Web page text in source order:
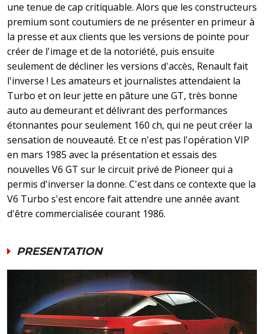
une tenue de cap critiquable. Alors que les constructeurs
premium sont coutumiers de ne présenter en primeur à
la presse et aux clients que les versions de pointe pour
créer de l'image et de la notoriété, puis ensuite
seulement de décliner les versions d'accès, Renault fait
l'inverse ! Les amateurs et journalistes attendaient la
Turbo et on leur jette en pâture une GT, très bonne
auto au demeurant et délivrant des performances
étonnantes pour seulement 160 ch, qui ne peut créer la
sensation de nouveauté. Et ce n'est pas l'opération VIP
en mars 1985 avec la présentation et essais des
nouvelles V6 GT sur le circuit privé de Pioneer qui a
permis d'inverser la donne. C'est dans ce contexte que la
V6 Turbo s'est encore fait attendre une année avant
d'être commercialisée courant 1986.
PRESENTATION